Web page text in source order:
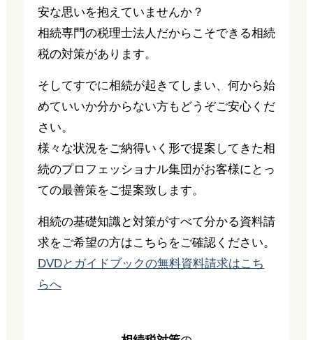
安な思いを抱えていませんか？
相続専門の税理士法人だからこそできる相続
税の対策があります。
そしてすでに相続が起きてしまい、何から始
めていいか分からない方もどうぞご安心くだ
さい。
様々な状況をご納得いく形で提案してきた相
続のプロフェッショナル集団がお客様にとっ
ての最善策をご提案致します。
相続の基礎知識と対策がすべて分かる資料請
求をご希望の方はこちらをご確認ください。
DVDとガイドブックの無料資料請求はこち
らへ